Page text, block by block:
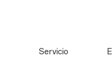
Servicio